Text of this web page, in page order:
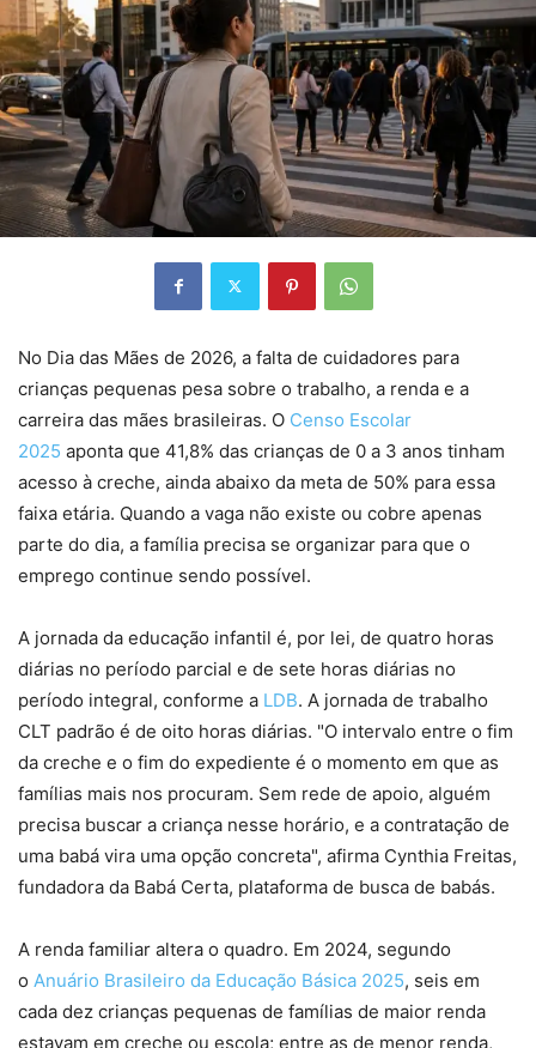
No Dia das Mães de 2026, a falta de cuidadores para
crianças pequenas pesa sobre o trabalho, a renda e a
carreira das mães brasileiras. O Censo Escolar
2025 aponta que 41,8% das crianças de 0 a 3 anos tinham
acesso à creche, ainda abaixo da meta de 50% para essa
faixa etária. Quando a vaga não existe ou cobre apenas
parte do dia, a família precisa se organizar para que o
emprego continue sendo possível.
A jornada da educação infantil é, por lei, de quatro horas
diárias no período parcial e de sete horas diárias no
período integral, conforme a LDB. A jornada de trabalho
CLT padrão é de oito horas diárias. "O intervalo entre o fim
da creche e o fim do expediente é o momento em que as
famílias mais nos procuram. Sem rede de apoio, alguém
precisa buscar a criança nesse horário, e a contratação de
uma babá vira uma opção concreta", afirma Cynthia Freitas,
fundadora da Babá Certa, plataforma de busca de babás.
A renda familiar altera o quadro. Em 2024, segundo
o Anuário Brasileiro da Educação Básica 2025, seis em
cada dez crianças pequenas de famílias de maior renda
estavam em creche ou escola; entre as de menor renda,